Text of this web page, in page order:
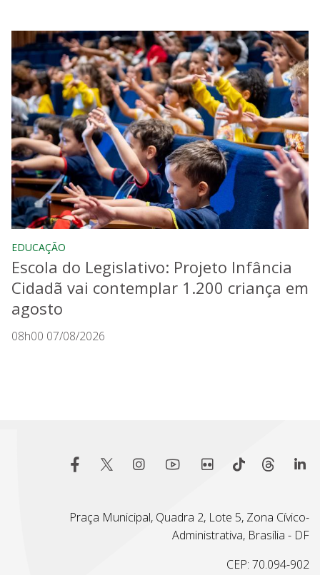
EDUCAÇÃO
Escola do Legislativo: Projeto Infância
Cidadã vai contemplar 1.200 criança em
agosto
08h00 07/08/2026
Praça Municipal, Quadra 2, Lote 5, Zona Cívico-
Administrativa, Brasília - DF
CEP: 70.094-902